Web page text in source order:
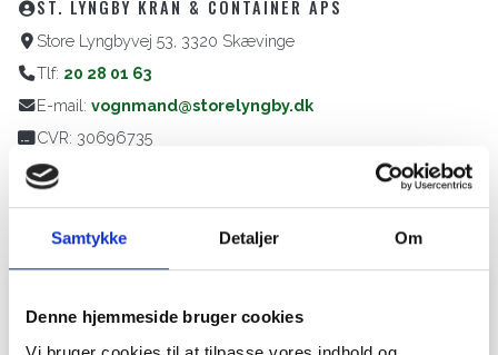
Samtykke Detaljer Om
Denne hjemmeside bruger cookies
ST. LYNGBY KRAN & CONTAINER APS​
Store Lyngbyvej 53, 3320 Skævinge
Tlf: 20 28 01 63
E-mail: vognmand@storelyngby.dk
CVR: 30696735
Følg os på Facebook
​Ønsker du et uforpligtende tilbud?